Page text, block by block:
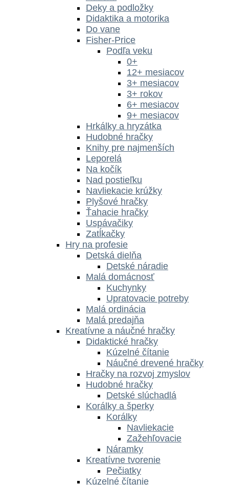
Deky a podložky
Didaktika a motorika
Do vane
Fisher-Price
Podľa veku
0+
12+ mesiacov
3+ mesiacov
3+ rokov
6+ mesiacov
9+ mesiacov
Hrkálky a hryzátka
Hudobné hračky
Knihy pre najmenších
Leporelá
Na kočík
Nad postieľku
Navliekacie krúžky
Plyšové hračky
Ťahacie hračky
Uspávačiky
Zatĺkačky
Hry na profesie
Detská dielňa
Detské náradie
Malá domácnosť
Kuchynky
Upratovacie potreby
Malá ordinácia
Malá predajňa
Kreatívne a náučné hračky
Didaktické hračky
Kúzelné čítanie
Náučné drevené hračky
Hračky na rozvoj zmyslov
Hudobné hračky
Detské slúchadlá
Korálky a šperky
Korálky
Navliekacie
Zažehľovacie
Náramky
Kreatívne tvorenie
Pečiatky
Kúzelné čítanie